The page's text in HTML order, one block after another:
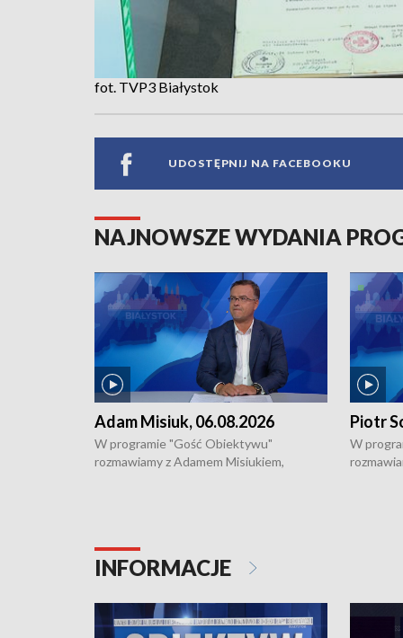
fot. TVP3 Białystok
UDOSTĘPNIJ NA FACEBOOKU
NAJNOWSZE WYDANIA
Adam Misiuk, 06.08.2026
W programie "Gość Obiektywu"
rozmawiamy z Adamem Misiukiem,
Piotr
W
INFORMACJE